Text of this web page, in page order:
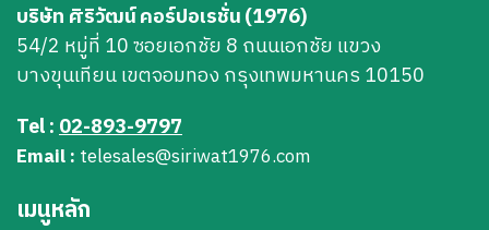
บริษัท ศิริวัฒน์ คอร์ปอเรชั่น (1976)
54/2 หมู่ที่ 10 ซอยเอกชัย 8 ถนนเอกชัย แขวง
บางขุนเทียน เขตจอมทอง กรุงเทพมหานคร 10150
Tel :02-893-9797
Email : telesales@siriwat1976.com
เมนูหลัก